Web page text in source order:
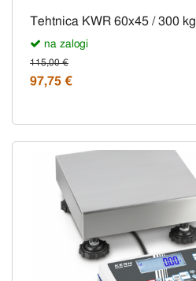
Tehtnica KWR 60x45 / 300 kg
na zalogi
115,00 €
97,75 €